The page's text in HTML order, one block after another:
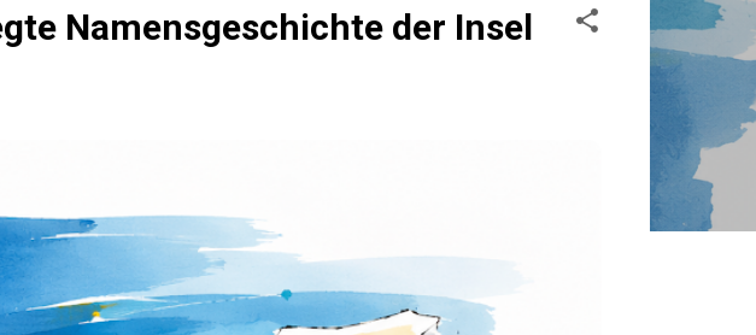
Namensgeschichte der Insel